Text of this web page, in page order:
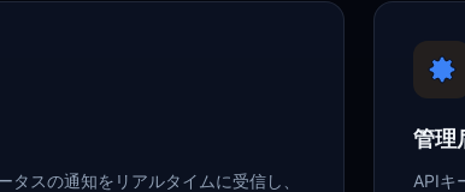
スの通知をリアルタイムに受信し、
管理
APIキ